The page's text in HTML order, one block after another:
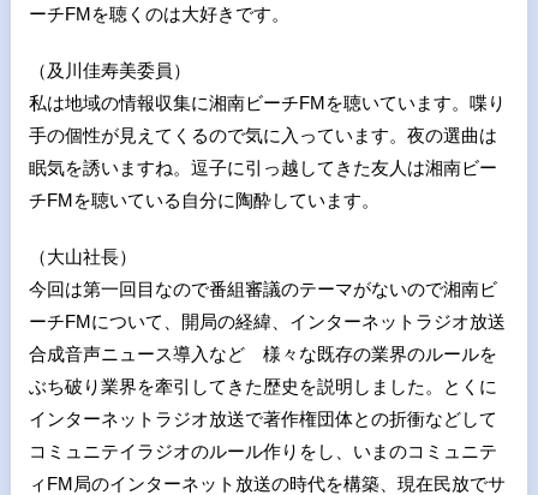
ーチFMを聴くのは大好きです。
（及川佳寿美委員）
私は地域の情報収集に湘南ビーチFMを聴いています。喋り
手の個性が見えてくるので気に入っています。夜の選曲は
眠気を誘いますね。逗子に引っ越してきた友人は湘南ビー
チFMを聴いている自分に陶酔しています。
（大山社長）
今回は第一回目なので番組審議のテーマがないので湘南ビ
ーチFMについて、開局の経緯、インターネットラジオ放送
合成音声ニュース導入など 様々な既存の業界のルールを
ぶち破り業界を牽引してきた歴史を説明しました。とくに
インターネットラジオ放送で著作権団体との折衝などして
コミュニテイラジオのルール作りをし、いまのコミュニテ
ィFM局のインターネット放送の時代を構築、現在民放でサ